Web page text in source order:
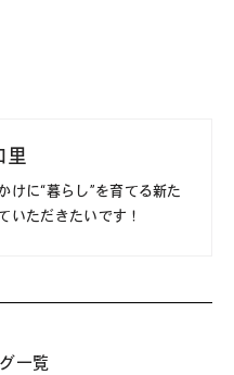
里
けに“暮らし”を育てる新た
いただきたいです！
一覧